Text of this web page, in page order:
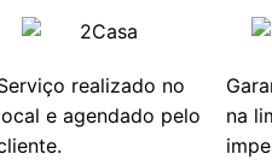
realizado no
e agendado pelo
na